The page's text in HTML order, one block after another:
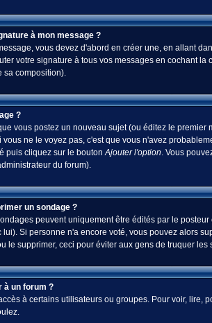
à mon message ?
vous devez d'abord en créer une, en allant
votre signature à tous vos messages en cochant
sa composition).
?
vous postez un nouveau sujet (ou éditez le
ne le voyez pas, c'est que vous n'avez
puis cliquez sur le boutonAjouter l'option. Vous
du forum).
un sondage ?
peuvent uniquement être édités par le
Si personne n'a encore voté, vous pouvez alors
le supprimer, ceci pour éviter aux gens de truquer
à un forum ?
à certains utilisateurs ou groupes. Pour voir,